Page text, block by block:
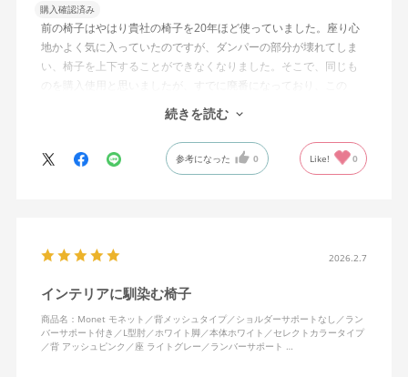
購入確認済み
前の椅子はやはり貴社の椅子を20年ほど使っていました。座り心
地かよく気に入っていたのですが、ダンパーの部分が壊れてしま
い、椅子を上下することができなくなりました。そこで、同じも
のを購入使用と思いましたが、すでに廃番になっており、この
MonEtを購入しました。やや固めの椅子ですが、使っているうち
になじんでくるのではと思っています。フローリング床で使って
いますが、ややキャスターがよく動きすぎるのが難点でしょう
か。
続きを読む
参考になった 0 Like! 0
2026.2.7
インテリアに馴染む椅子
商品名：Monet モネット／背メッシュタイプ／ショルダーサポートなし／ラン
バーサポート付き／L型肘／ホワイト脚／本体ホワイト／セレクトカラータイプ
／背 アッシュピンク／座 ライトグレー／ランバーサポート …